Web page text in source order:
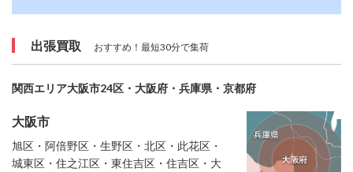
出張買取 おすすめ！最短30分で集荷
関西エリア大阪市24区・大阪府・兵庫県・京都府
大阪市
旭区・阿倍野区・生野区・北区・此花区・
城東区・住之江区・東住吉区・住吉区・大